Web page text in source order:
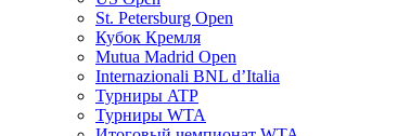
St. Petersburg Open
Кубок Кремля
Mutua Madrid Open
Internazionali BNL d’Italia
Турниры ATP
Турниры WTA